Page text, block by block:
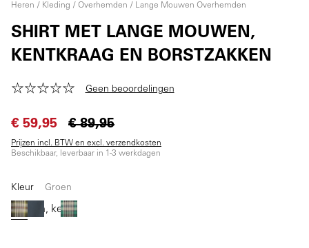
Heren Kleding Overhemden Lange Mouwen Overhemden
SHIRT MET LANGE MOUWEN,
KENTKRAAG EN BORSTZAKKEN
Geen beoordelingen
€ 59,95 € 89,95
Prijzen incl. BTW en excl. verzendkosten
Beschikbaar, leverbaar in 1-3 werkdagen
Kleur Groen
GroenBlauw
(Deze optie is momenteel niet beschikbaar.)
GrijsLicht groen
(Deze optie is momenteel niet beschikbaar.)